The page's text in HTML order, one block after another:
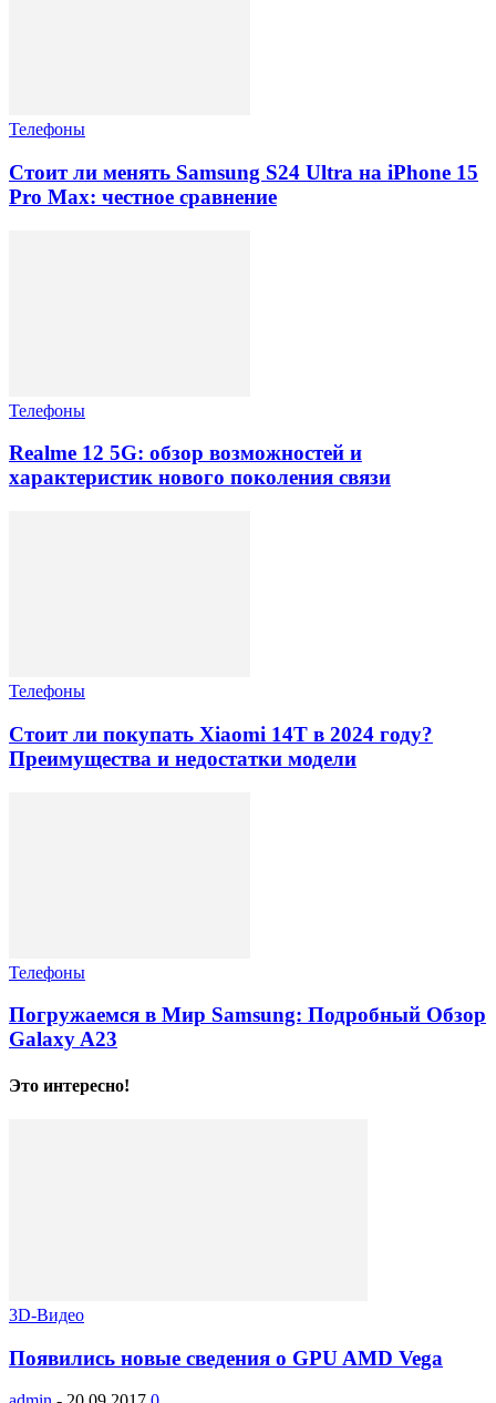
Телефоны
Стоит ли менять Samsung S24 Ultra на iPhone 15
Pro Max: честное сравнение
Телефоны
Realme 12 5G: обзор возможностей и
характеристик нового поколения связи
Телефоны
Стоит ли покупать Xiaomi 14T в 2024 году?
Преимущества и недостатки модели
Телефоны
Погружаемся в Мир Samsung: Подробный Обзор
Galaxy A23
Это интересно!
3D-Видео
Появились новые сведения о GPU AMD Vega